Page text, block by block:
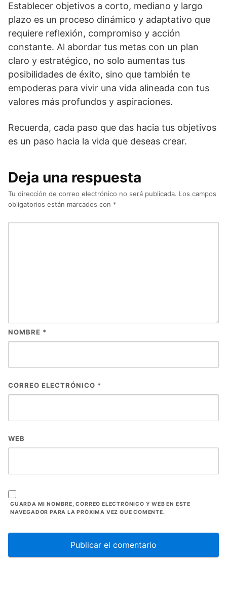
Establecer objetivos a corto, mediano y largo
plazo es un proceso dinámico y adaptativo que
requiere reflexión, compromiso y acción
constante. Al abordar tus metas con un plan
claro y estratégico, no solo aumentas tus
posibilidades de éxito, sino que también te
empoderas para vivir una vida alineada con tus
valores más profundos y aspiraciones.
Recuerda, cada paso que das hacia tus objetivos
es un paso hacia la vida que deseas crear.
Deja una respuesta
Tu dirección de correo electrónico no será publicada. Los campos
obligatorios están marcados con *
NOMBRE *
CORREO ELECTRÓNICO *
WEB
GUARDA MI NOMBRE, CORREO ELECTRÓNICO Y WEB EN ESTE
NAVEGADOR PARA LA PRÓXIMA VEZ QUE COMENTE.